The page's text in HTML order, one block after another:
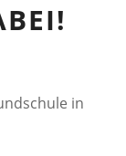
in